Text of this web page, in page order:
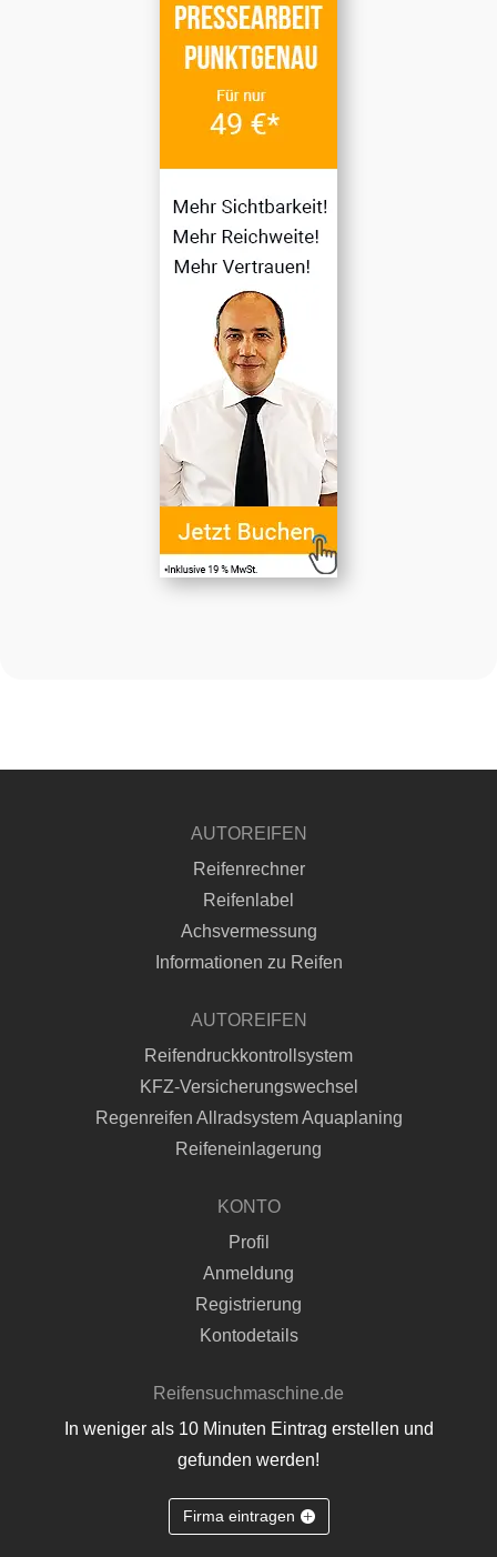
AUTOREIFEN
Reifenrechner
Reifenlabel
Achsvermessung
Informationen zu Reifen
AUTOREIFEN
Reifendruckkontrollsystem
KFZ-Versicherungswechsel
Regenreifen Allradsystem Aquaplaning
Reifeneinlagerung
KONTO
Profil
Anmeldung
Registrierung
Kontodetails
Reifensuchmaschine.de
In weniger als 10 Minuten Eintrag erstellen und
gefunden werden!
Firma eintragen